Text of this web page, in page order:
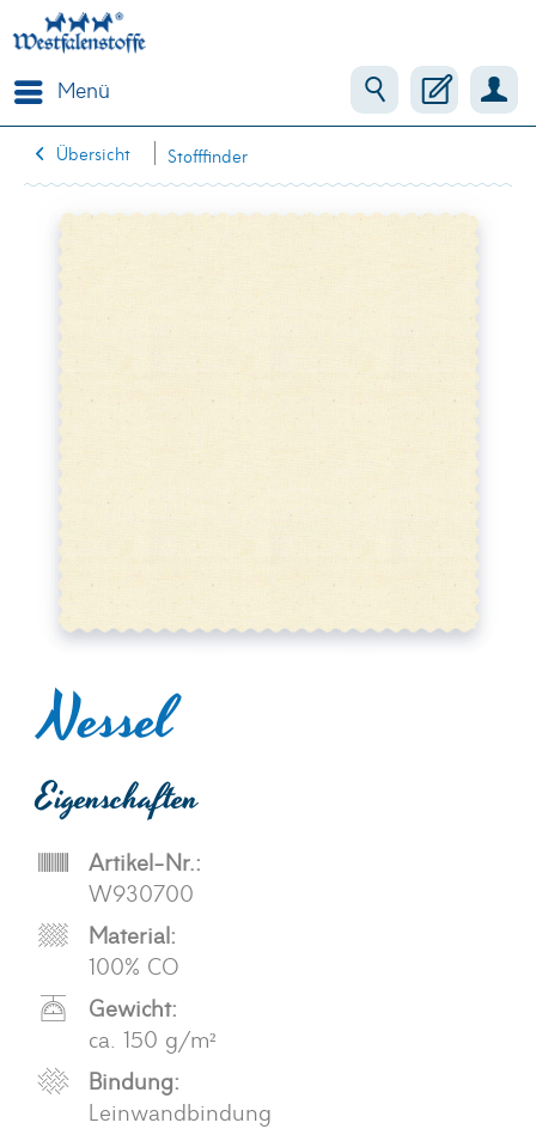
Menü
Übersicht Stofffinder
Nessel
Eigenschaften
Artikel-Nr.:
W930700
Material:
100% CO
Gewicht:
ca. 150 g/m²
Bindung:
Leinwandbindung